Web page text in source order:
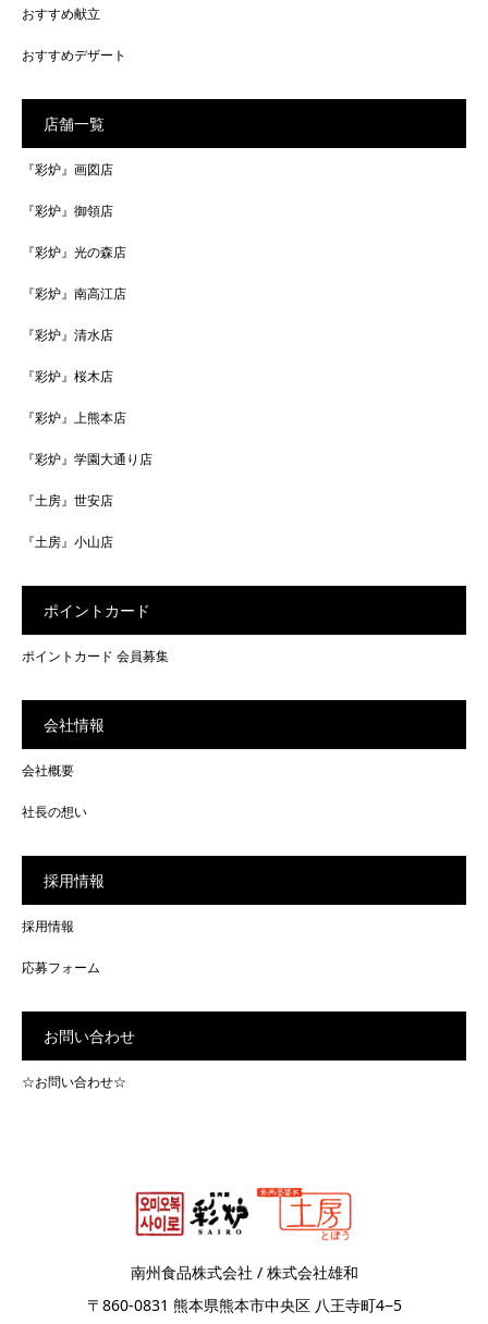
おすすめ献立
おすすめデザート
店舗一覧
『彩炉』画図店
『彩炉』御領店
『彩炉』光の森店
『彩炉』南高江店
『彩炉』清水店
『彩炉』桜木店
『彩炉』上熊本店
『彩炉』学園大通り店
『土房』世安店
『土房』小山店
ポイントカード
ポイントカード 会員募集
会社情報
会社概要
社長の想い
採用情報
採用情報
応募フォーム
お問い合わせ
☆お問い合わせ☆
南州食品株式会社 / 株式会社雄和
〒860-0831 熊本県熊本市中央区 八王寺町4−5